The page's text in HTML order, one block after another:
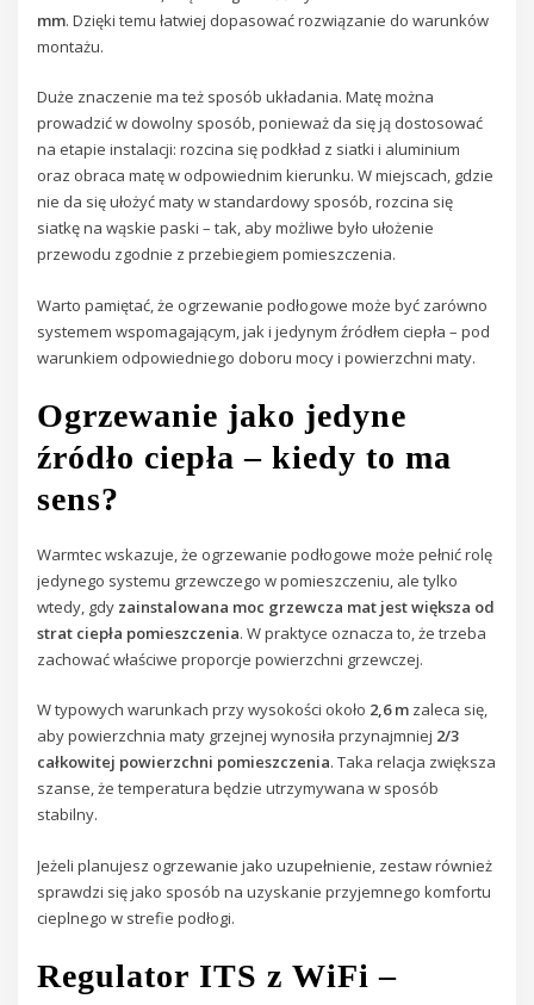
mm. Dzięki temu łatwiej dopasować rozwiązanie do warunków
montażu.
Duże znaczenie ma też sposób układania. Matę można
prowadzić w dowolny sposób, ponieważ da się ją dostosować
na etapie instalacji: rozcina się podkład z siatki i aluminium
oraz obraca matę w odpowiednim kierunku. W miejscach, gdzie
nie da się ułożyć maty w standardowy sposób, rozcina się
siatkę na wąskie paski – tak, aby możliwe było ułożenie
przewodu zgodnie z przebiegiem pomieszczenia.
Warto pamiętać, że ogrzewanie podłogowe może być zarówno
systemem wspomagającym, jak i jedynym źródłem ciepła – pod
warunkiem odpowiedniego doboru mocy i powierzchni maty.
Ogrzewanie jako jedyne
źródło ciepła – kiedy to ma
sens?
Warmtec wskazuje, że ogrzewanie podłogowe może pełnić rolę
jedynego systemu grzewczego w pomieszczeniu, ale tylko
wtedy, gdy zainstalowana moc grzewcza mat jest większa od
strat ciepła pomieszczenia. W praktyce oznacza to, że trzeba
zachować właściwe proporcje powierzchni grzewczej.
W typowych warunkach przy wysokości około 2,6 m zaleca się,
aby powierzchnia maty grzejnej wynosiła przynajmniej 2/3
całkowitej powierzchni pomieszczenia. Taka relacja zwiększa
szanse, że temperatura będzie utrzymywana w sposób
stabilny.
Jeżeli planujesz ogrzewanie jako uzupełnienie, zestaw również
sprawdzi się jako sposób na uzyskanie przyjemnego komfortu
cieplnego w strefie podłogi.
Regulator ITS z WiFi –